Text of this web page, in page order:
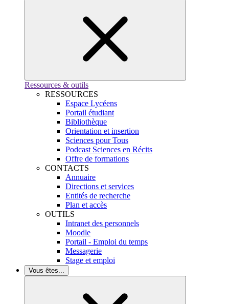
Ressources & outils
RESSOURCES
Espace Lycéens
Portail étudiant
Bibliothèque
Orientation et insertion
Sciences pour Tous
Podcast Sciences en Récits
Offre de formations
CONTACTS
Annuaire
Directions et services
Entités de recherche
Plan et accès
OUTILS
Intranet des personnels
Moodle
Portail - Emploi du temps
Messagerie
Stage et emploi
Vous êtes...